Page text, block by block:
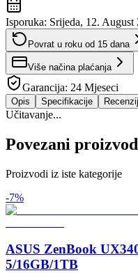
Isporuka: Srijeda, 12. August
Povrat u roku od 15 dana
Više načina plaćanja
Garancija: 24 Mjeseci
Opis Specifikacije
Učitavanje...
Povezani
Proizvodi iz iste kategorije
-7%
ASUS ZenBook
5/16GB/1TB